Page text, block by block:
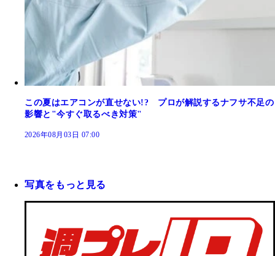
この夏はエアコンが直せない!? プロが解説するナフサ不足の
影響と"今すぐ取るべき対策"
2026年08月03日 07:00
写真をもっと見る